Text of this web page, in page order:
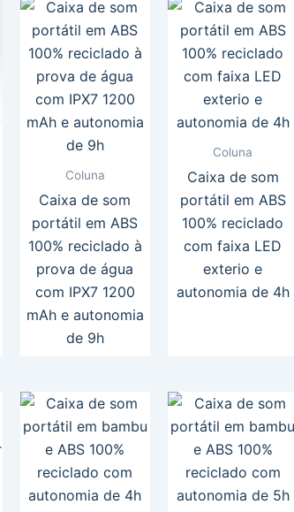
Coluna
Caixa de som
portátil em ABS
100% reciclado à
prova de água
com IPX7 1200
mAh e autonomia
de 9h
Coluna
Caixa de som
portátil em ABS
100% reciclado
com faixa LED
exterio e
autonomia de 4h